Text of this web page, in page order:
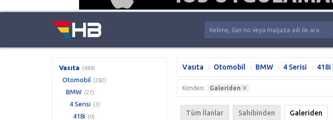
Vasıta (489)
Otomobil (282)
BMW (27)
4 Serisi (3)
418i (0)
Vasıta Otomobil BMW 4 Serisi 418i
Kimden: Galeriden
Tüm İlanlar Sahibinden Galeriden